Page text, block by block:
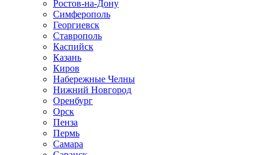
Ростов-на-Дону
Симферополь
Георгиевск
Ставрополь
Каспийск
Казань
Киров
Набережные Челны
Нижний Новгород
Оренбург
Орск
Пенза
Пермь
Самара